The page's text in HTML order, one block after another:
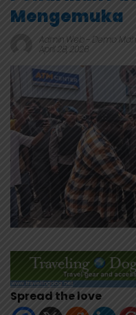
Mengemuka
Admin Web - Demo
April 28, 2026
Spread the love